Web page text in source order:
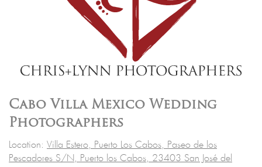
Cabo Villa Mexico Wedding
Photographers
Location: Villa Estero, Puerto Los Cabos, Paseo de los
Pescadores S/N, Puerto los Cabos, 23403 San José del